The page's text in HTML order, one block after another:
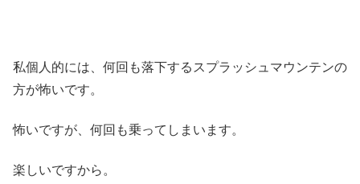
私個人的には、何回も落下するスプラッシュマウンテンの
方が怖いです。
怖いですが、何回も乗ってしまいます。
楽しいですから。